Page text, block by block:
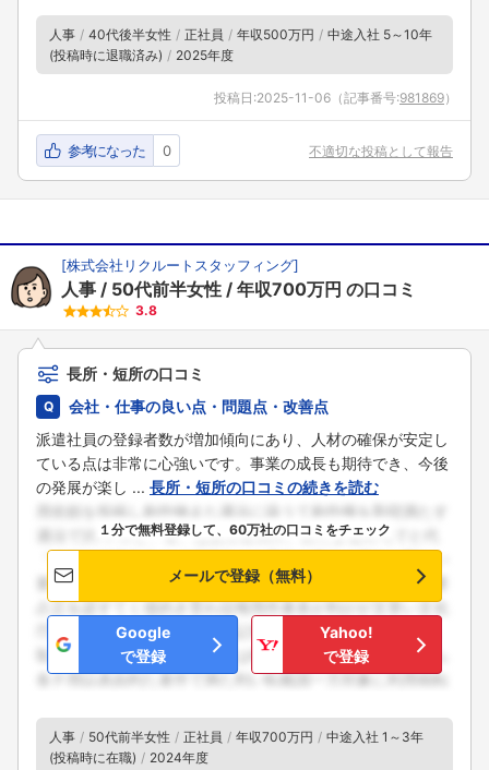
こちらの企業もフォローしませんか？
人事 40代後半女性 正社員 年収500万円
中途入社 5～10年
(投稿時に退職済み)
2025年度
投稿日:2025-11-06 （記事番号:981869）
参考になった 0 不適切な投稿として報告
[株式会社リクルートスタッフィング]
人事 50代前半女性 年収700万円 の口コミ
3.8
長所・短所の口コミ
会社・仕事の良い点・問題点・改善点
派遣社員の登録者数が増加傾向にあり、人材の確保が安定し
ている点は非常に心強いです。事業の成長も期待でき、今後
の発展が楽し ... 長所・短所の口コミの続きを読む
１分で無料登録して、60万社の口コミをチェック
メールで登録（無料）
Google
で登録
Yahoo!
で登録
人事 50代前半女性 正社員 年収700万円
中途入社 1～3年
(投稿時に在職)
2024年度